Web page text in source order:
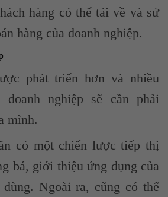
hàng có thể tải về và sử
hàng của doanh nghiệp.
phát triển hơn và nhiều
doanh nghiệp sẽ cần phải
mình.
có một chiến lược tiếp thị
bá, giới thiệu ứng dụng của
Ngoài ra, cũng có thể